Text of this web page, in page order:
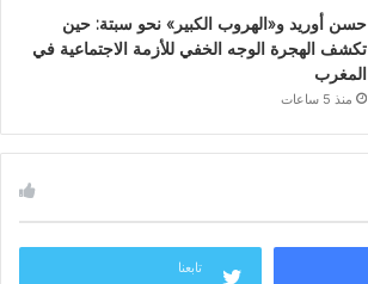
حسن أوريد و«الهروب الكبير» نحو سبتة: حين
تكشف الهجرة الوجه الخفي للأزمة الاجتماعية في
المغرب
منذ 5 ساعات
تابعنا